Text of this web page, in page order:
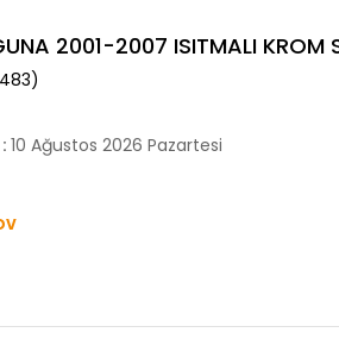
2001-2007 ISITMALI KROM
: 10 Ağustos 2026 Pazartesi